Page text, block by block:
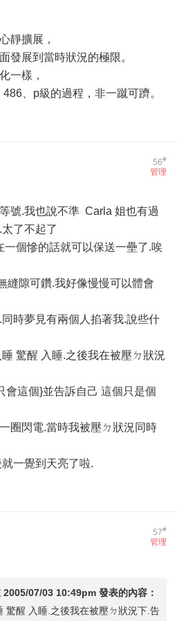
靜擴展，
發展到當時狀況的極限。
一樣，
、p級的過程，非一蹴可躋。
56#
管理
號.我也說不準 Carla 姐也有過
了不起了
一個慘的話就可以保送一壘了.唉
縫隙可鑽.我好像慢慢可以體會
時夢見有兩個人掐著我.說些什
驚醒 入睡.之後我在被壓ㄉ狀況
會這個}並告訴自己 這個只是個
圈閃電.當時我被壓ㄉ狀況同時
一覺到天亮了啦.
57#
管理
2005/07/03 10:49pm 發表的內容：
驚醒 入睡.之後我在被壓ㄉ狀況下.告